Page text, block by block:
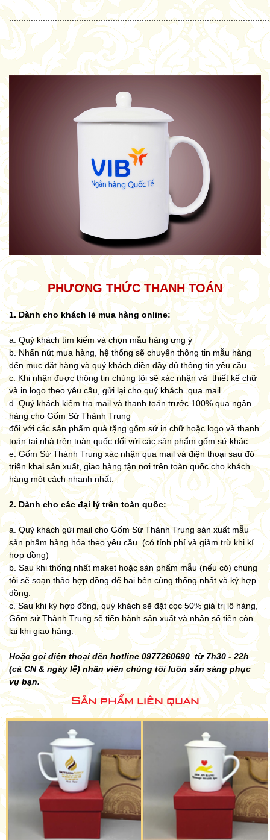
PHƯƠNG THỨC THANH TOÁN
1. Dành cho khách lẻ mua hàng online:
a. Quý khách tìm kiếm và chọn mẫu hàng ưng ý
b. Nhấn nút mua hàng, hệ thống sẽ chuyển thông tin mẫu hàng
đến mục đặt hàng và quý khách điền đầy đủ thông tin yêu cầu
c. Khi nhận được thông tin chúng tôi sẽ xác nhận và thiết kế chữ
và in logo theo yêu cầu, gửi lại cho quý khách qua mail.
d. Quý khách kiểm tra mail và thanh toán trước 100% qua ngân
hàng cho Gốm Sứ Thành Trung
đối với các sản phẩm quà tặng gốm sứ in chữ hoặc logo và thanh
toán tại nhà trên toàn quốc đối với các sản phẩm gốm sứ khác.
e. Gốm Sứ Thành Trung xác nhận qua mail và điện thoại sau đó
triển khai sản xuất, giao hàng tận nơi trên toàn quốc cho khách
hàng một cách nhanh nhất.
2. Dành cho các đại lý trên toàn quốc:
a. Quý khách gửi mail cho Gốm Sứ Thành Trung sản xuất mẫu
sản phẩm hàng hóa theo yêu cầu. (có tính phí và giảm trừ khi kí
hợp đồng)
b. Sau khi thống nhất maket hoặc sản phẩm mẫu (nếu có) chúng
tôi sẽ soạn thảo hợp đồng để hai bên cùng thống nhất và ký hợp
đồng.
c. Sau khi ký hợp đồng, quý khách sẽ đặt cọc 50% giá trị lô hàng,
Gốm sứ Thành Trung sẽ tiến hành sản xuất và nhận số tiền còn
lại khi giao hàng.
Hoặc gọi điện thoại đến hotline 0977260690 từ 7h30 - 22h
(cả CN & ngày lễ) nhân viên chúng tôi luôn sẵn sàng phục
vụ bạn.
Sản phẩm liên quan